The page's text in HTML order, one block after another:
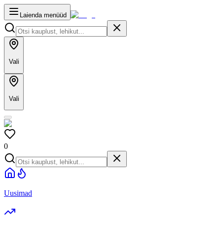
Laienda menüüd
Vali
Vali
0
Uusimad